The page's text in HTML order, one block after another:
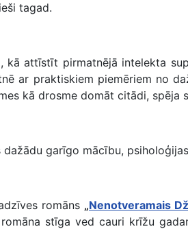
tagad.
kā attīstīt pirmatnējā intelekta
ar praktiskiem piemēriem no
kā drosme domāt citādi,
dažādu garīgo mācību,
romāns „Nenotveramais
stīga ved cauri krīžu